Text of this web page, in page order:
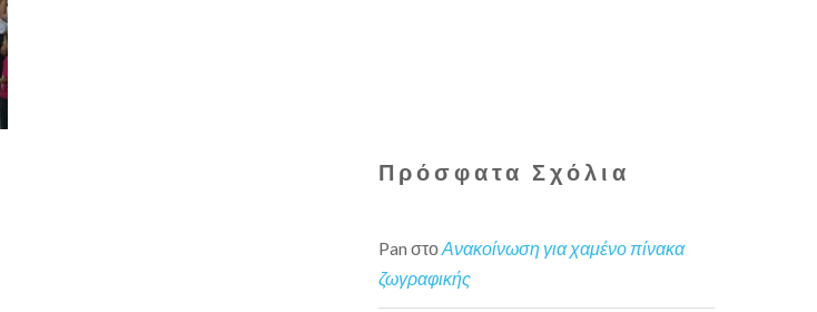
Πρόσφατα Σχόλια
Pan στοΑνακοίνωση για χαμένο πίνακα
ζωγραφικής